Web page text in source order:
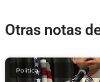
Otras notas
Politica